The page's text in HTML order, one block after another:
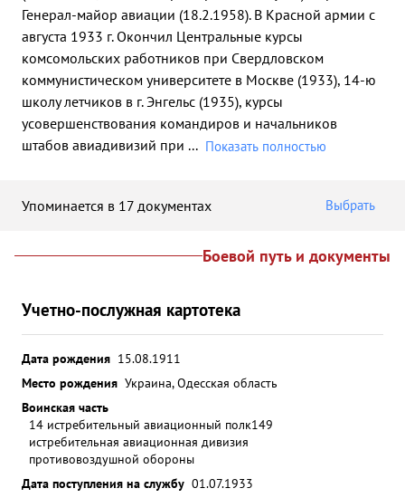
Генерал-майор авиации (18.2.1958). В Красной армии с
августа 1933 г. Окончил Центральные курсы
комсомольских работников при Свердловском
коммунистическом университете в Москве (1933), 14-ю
школу летчиков в г. Энгельс (1935), курсы
усовершенствования командиров и начальников
штабов авиадивизий при ... Показать полностью
Упоминается в 17 документах Выбрать
Боевой путь и документы
Учетно-послужная картотека
Дата рождения 15.08.1911
Место рождения Украина, Одесская область
Воинская часть
14 истребительный авиационный полк149
истребительная авиационная дивизия
противовоздушной обороны
Дата поступления на службу 01.07.1933